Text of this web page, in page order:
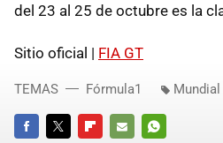
del 23 al 25 de octubre es la
Sitio oficial | FIA GT
TEMAS Fórmula1